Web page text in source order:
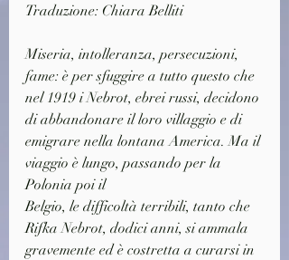
Traduzione: Chiara Belliti
Miseria, intolleranza, persecuzioni,
fame: è per sfuggire a tutto questo che
nel 1919 i Nebrot, ebrei russi, decidono
di abbandonare il loro villaggio e di
emigrare nella lontana America. Ma il
viaggio è lungo, passando per la
Polonia poi il
Belgio, le difficoltà terribili, tanto che
Rifka Nebrot, dodici anni, si ammala
gravemente ed è costretta a curarsi in